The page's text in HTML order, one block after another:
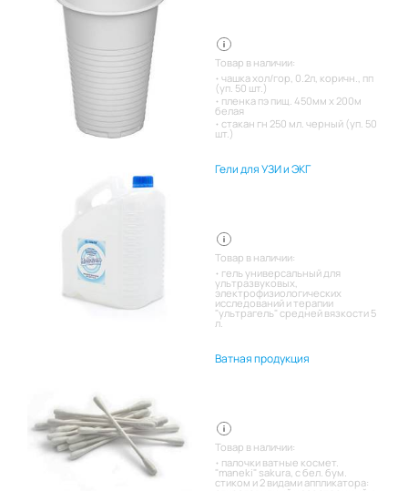
Товар в наличии:
чашка хол/гор, 0.2л, коричн., пп
(уп. 50 шт.)
пленка пэ пищ. 450мм х 200м
белая
стакан гн 250 мл. черный (уп. 50
шт.)
Гели для УЗИ и ЭКГ
Товар в наличии:
гель универсальный для
ультразвуковых,
электрофизиологических
исследований и терапии
"ультрагель" средней вязкости 5
л.
Ватная продукция
Товар в наличии:
палочки ватные космет.
"maneki" sakura, с бел. бум.
стиком и 2 видами аппликатора: